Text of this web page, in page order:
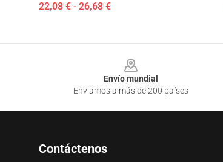
22,08 € - 26,68 €
Envío mundial
Enviamos a más de 200 países
Contáctenos